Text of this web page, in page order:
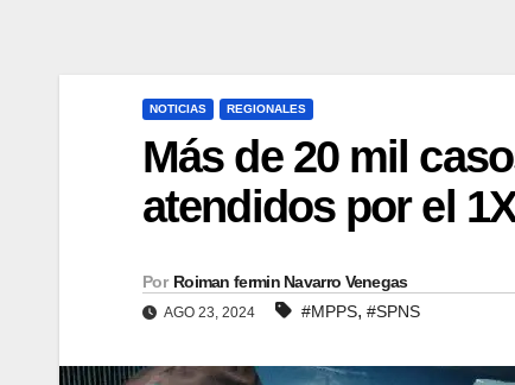
NOTICIAS REGIONALES
Más de 20 mil
atendidos por el
Por Roiman fermin Navarro Venegas
AGO 23, 2024 #MPPS, #SPNS